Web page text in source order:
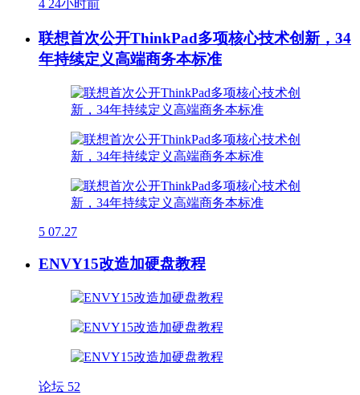
4 24小时前
联想首次公开ThinkPad多项核心技术创新，34
年持续定义高端商务本标准
5 07.27
ENVY15改造加硬盘教程
论坛 52